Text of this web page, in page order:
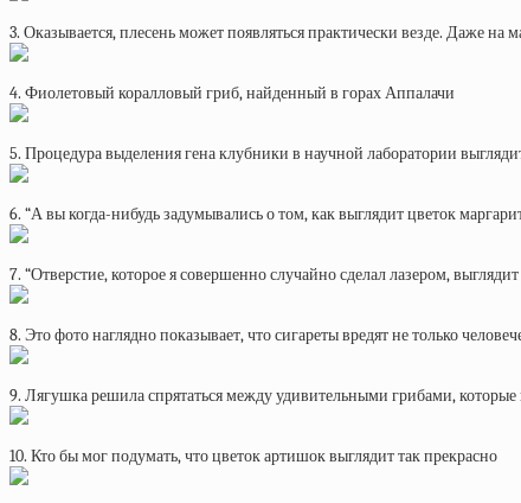
3. Оказывается, плесень может появляться практически везде. Даже на
4. Фиолетовый коралловый гриб, найденный в горах Аппалачи
5. Процедура выделения гена клубники в научной лаборатории
6. “А вы когда-нибудь задумывались о том, как выглядит цветок
7. “Отверстие, которое я совершенно случайно сделал лазером,
8. Это фото наглядно показывает, что сигареты вредят не только
9. Лягушка решила спрятаться между удивительными грибами,
10. Кто бы мог подумать, что цветок артишок выглядит так прекрасно